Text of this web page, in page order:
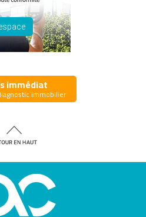
immédiat
immobilier